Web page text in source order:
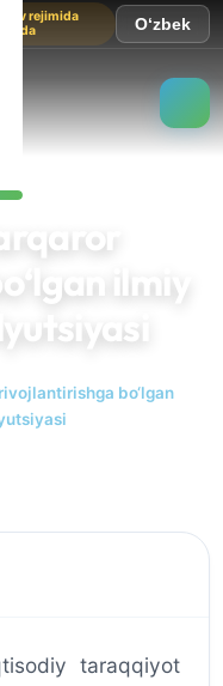
rejimida
O‘zbek
ilmiy
bo‘lgan
taraqqiyot